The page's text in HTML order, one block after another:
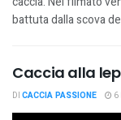
battuta dalla scova
Caccia alla
DI CACCIA PASSIONE 6